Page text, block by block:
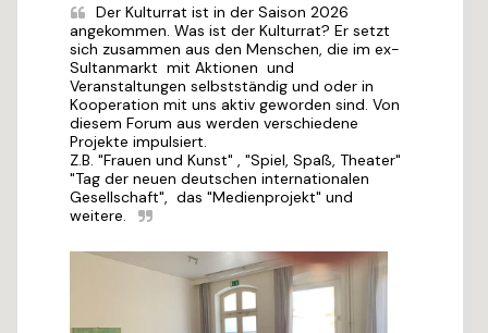
Der Kulturrat ist in der Saison 2026
angekommen. Was ist der Kulturrat? Er setzt
sich zusammen aus den Menschen, die im ex-
Sultanmarkt  mit Aktionen  und
Veranstaltungen selbstständig und oder in
Kooperation mit uns aktiv geworden sind. Von
diesem Forum aus werden verschiedene
Projekte impulsiert.
Z.B. "Frauen und Kunst" , "Spiel, Spaß, Theater"
"Tag der neuen deutschen internationalen
Gesellschaft",  das "Medienprojekt" und
weitere.